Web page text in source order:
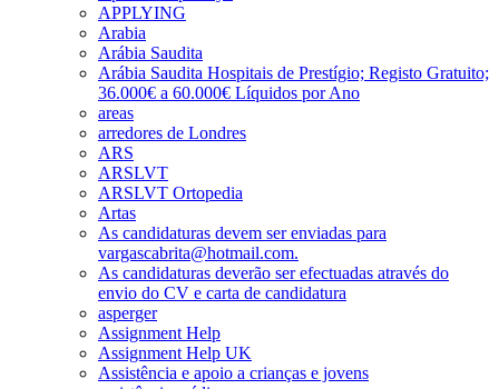
APPLYING
Arabia
Arábia Saudita
Arábia Saudita Hospitais de Prestígio; Registo Gratuito;
36.000€ a 60.000€ Líquidos por Ano
areas
arredores de Londres
ARS
ARSLVT
ARSLVT Ortopedia
Artas
As candidaturas devem ser enviadas para
vargascabrita@hotmail.com.
As candidaturas deverão ser efectuadas através do
envio do CV e carta de candidatura
asperger
Assignment Help
Assignment Help UK
Assistência e apoio a crianças e jovens